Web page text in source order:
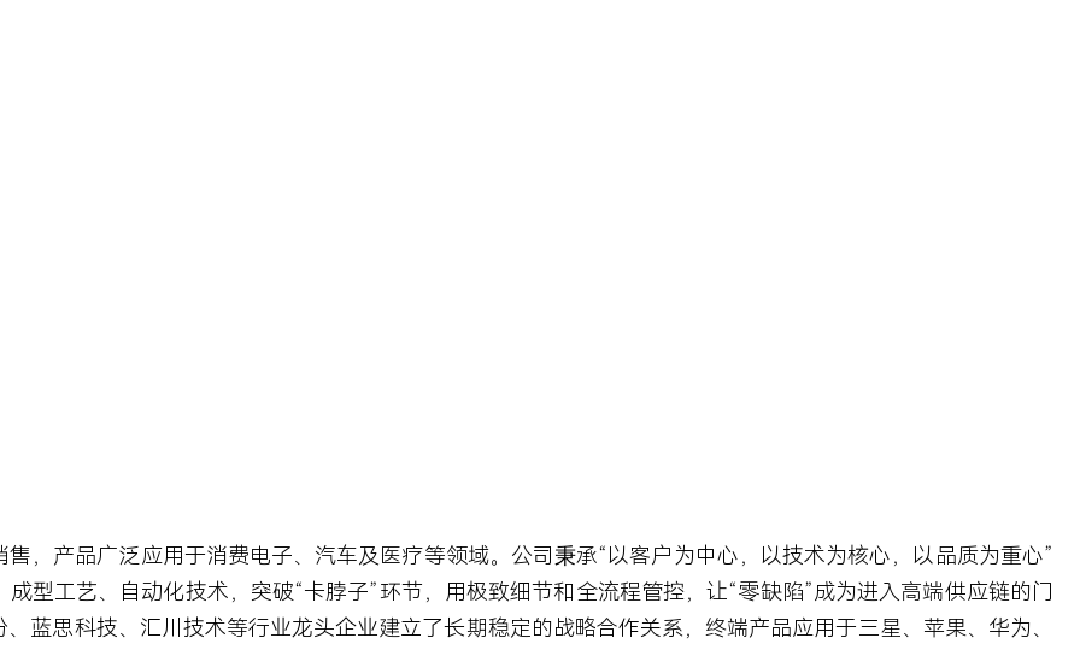
，产品广泛应用于消费电子、汽车及医疗等领域。公司秉承“以客户为中心，以技术为核心，以品质为重心”
型工艺、自动化技术，突破“卡脖子”环节，用极致细节和全流程管控，让“零缺陷”成为进入高端供应链的门
蓝思科技、汇川技术等行业龙头企业建立了长期稳定的战略合作关系，终端产品应用于三星、苹果、华为、